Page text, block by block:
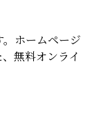
ホームページ
無料オンライ